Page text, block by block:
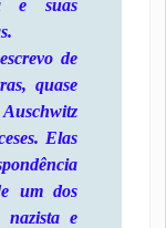
e suas
de
quase
Elas
um dos
nazista e